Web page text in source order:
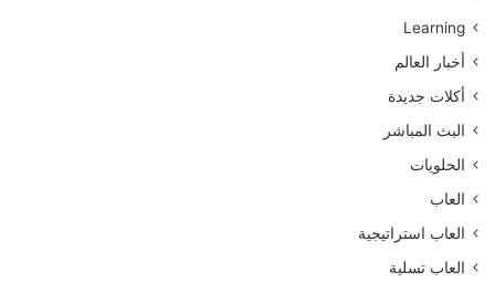
Learning
أخبار العالم
أكلات جديدة
البث المباشر
الحلويات
العاب
العاب استراتيجية
العاب تسلية